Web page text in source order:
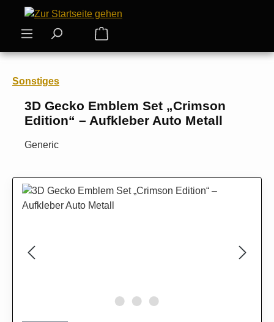
Zum Hauptinhalt springen
Warenkorb enthält 0 Positionen.
Sonstiges
3D Gecko Emblem Set „Crimson
Edition“ – Aufkleber Auto Metall
Generic
Bildergalerie überspringen